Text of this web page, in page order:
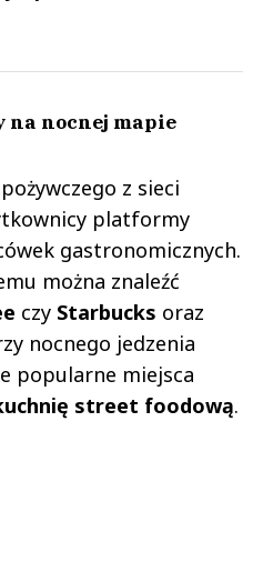
na nocnej mapie
z sieci
platformy
gastronomicznych.
można znaleźć
czy Starbucks oraz
nocnego jedzenia
popularne miejsca
street foodową.